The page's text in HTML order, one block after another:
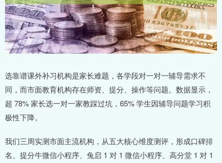
选靠谱课外补习机构是家长难题，各学段对一对一辅导需求不
同，而市面教育机构存在师资、提分、操作等问题。数据显示，
超 78% 家长选一对一家教踩过坑，65% 学生因辅导问题学习积
极性下降。
我们三周实测市面主流机构，从五大核心维度测评，形成口碑排
名。提分牛微信小程序、兔启 1 对 1 微信小程序、高分堂 1 对 1